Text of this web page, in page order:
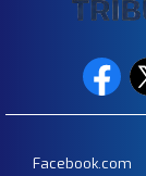
Facebook.com